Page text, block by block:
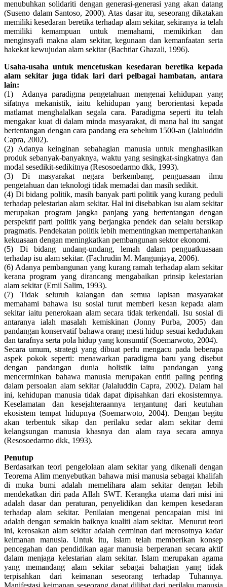
menubuhkan solidariti dengan generasi-generasi yang akan datang
(Suseno dalam Santoso, 2000). Atas dasar itu, seseorang dikatakan
memiliki kesedaran beretika terhadap alam sekitar, sekiranya ia telah
memiliki kemampuan untuk memahami, memikirkan dan
menginsyafi makna alam sekitar, kegunaan dan kemanfaatan serta
hakekat kewujudan alam sekitar (Bachtiar Ghazali, 1996).
Usaha-usaha untuk mencetuskan kesedaran beretika kepada
alam sekitar juga tidak lari dari pelbagai hambatan, antara
lain:
(1) Adanya paradigma pengetahuan mengenai kehidupan yang
sifatnya mekanistik, iaitu kehidupan yang berorientasi kepada
matlamat menghalalkan segala cara. Paradigma seperti itu telah
mengakar kuat di dalam minda masyarakat, di mana hal itu sangat
bertentangan dengan cara pandang era sebelum 1500-an (Jalaluddin
Capra, 2002).
(2) Adanya keinginan sebahagian manusia untuk menghasilkan
produk sebanyak-banyaknya, waktu yang sesingkat-singkatnya dan
modal sesedikit-sedikitnya (Resosoedarmo dkk, 1993).
(3) Di masyarakat negara berkembang, penguasaan ilmu
pengetahuan dan teknologi tidak memadai dan masih sedikit.
(4) Di bidang politik, masih banyak parti politik yang kurang peduli
terhadap pelestarian alam sekitar. Hal ini disebabkan isu alam sekitar
merupakan program jangka panjang yang bertentangan dengan
perspektif parti politik yang berjangka pendek dan selalu bersikap
pragmatis. Pendekatan politik lebih mementingkan mempertahankan
kekuasaan dengan meningkatkan pembangunan sektor ekonomi.
(5) Di bidang undang-undang, lemah dalam penguatkuasaan
terhadap isu alam sekitar. (Fachrudin M. Mangunjaya, 2006).
(6) Adanya pembangunan yang kurang ramah terhadap alam sekitar
kerana program yang dirancang mengabaikan prinsip kelestarian
alam sekitar (Emil Salim, 1993).
(7) Tidak seluruh kalangan dan semua lapisan masyarakat
memahami bahawa isu sosial turut memberi kesan kepada alam
sekitar iaitu penerokaan alam secara tidak terkendali. Isu sosial di
antaranya ialah masalah kemiskinan (Jonny Purba, 2005) dan
pandangan konservatif bahawa orang mesti hidup sesuai kedudukan
dan tarafnya serta pola hidup yang konsumtif (Soemarwoto, 2004).
Secara umum, strategi yang dibuat perlu mengacu pada beberapa
aspek pokok seperti: menawarkan paradigma baru yang disebut
dengan pandangan dunia holistik iaitu pandangan yang
mencerminkan bahawa manusia merupakan entiti paling penting
dalam persoalan alam sekitar (Jalaluddin Capra, 2002). Dalam hal
ini, kehidupan manusia tidak dapat dipisahkan dari ekosistemnya.
Keselamatan dan kesejahteraannya tergantung dari keutuhan
ekosistem tempat hidupnya (Soemarwoto, 2004). Dengan begitu
akan terbentuk sikap dan perilaku sedar alam sekitar demi
kelangsungan manusia khasnya dan alam raya secara amnya
(Resosoedarmo dkk, 1993).
Penutup
Berdasarkan teori pengelolaan alam sekitar yang dikenali dengan
Teorema Alim menyebutkan bahawa misi manusia sebagai khalifah
di muka bumi adalah memelihara alam sekitar dengan lebih
mendekatkan diri pada Allah SWT. Kerangka utama dari misi ini
adalah dasar dan peraturan, penyelidikan dan kempen kesedaran
terhadap alam sekitar. Penilaian mengenai pencapaian misi ini
adalah dengan semakin baiknya kualiti alam sekitar. Menurut teori
ini, kerosakan alam sekitar adalah cerminan dari merosotnya kadar
keimanan manusia. Untuk itu, Islam telah memberikan konsep
pencegahan dan pendidikan agar manusia berperanan secara aktif
dalam menjaga kelestarian alam sekitar. Islam merupakan agama
yang memandang alam sekitar sebagai bahagian yang tidak
terpisahkan dari keimanan seseorang terhadap Tuhannya.
Manifestasi keimanan seseorang dapat dilihat dari perilaku manusia